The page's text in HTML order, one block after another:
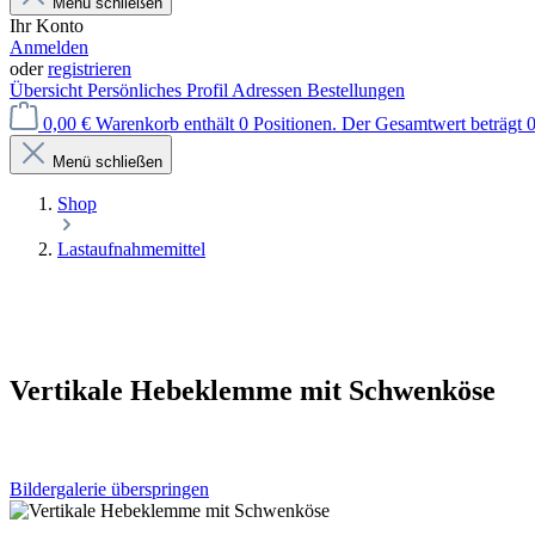
Ihr Konto
Anmelden
oderregistrieren
Übersicht Persönliches Profil Adressen Bestellungen
0,00 € Warenkorb enthält 0 Positionen. Der Gesamtwert beträgt
Menü schließen
Shop
Lastaufnahmemittel
Vertikale Hebeklemme mit Schwenköse
Bildergalerie überspringen